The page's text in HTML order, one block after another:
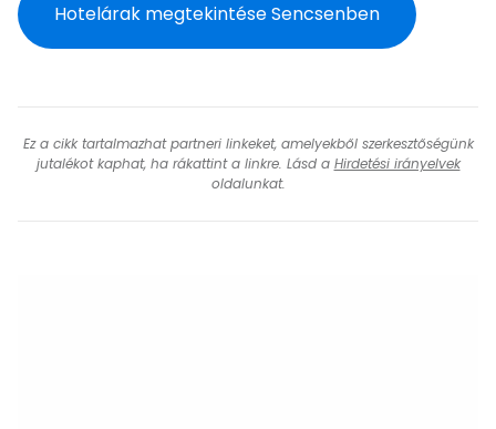
Hotelárak megtekintése Sencsenben
Ez a cikk tartalmazhat partneri linkeket, amelyekből szerkesztőségünk
jutalékot kaphat, ha rákattint a linkre. Lásd a Hirdetési irányelvek
oldalunkat.